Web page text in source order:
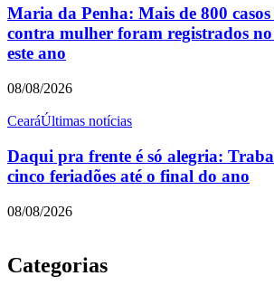
Maria da Penha: Mais de 800
contra mulher foram registrados
este ano
08/08/2026
CearáÚltimas notícias
Daqui pra frente é só alegria:
cinco feriadões até o final do ano
08/08/2026
Categorias